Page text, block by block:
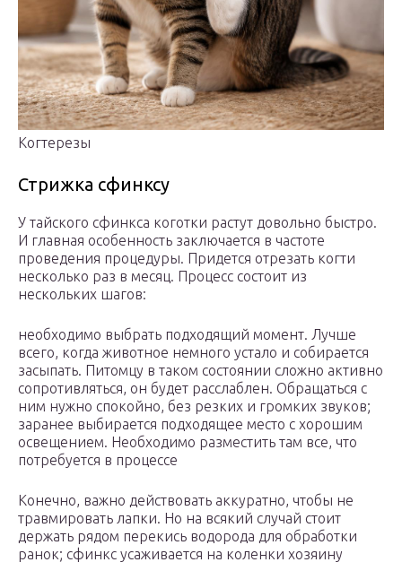
Когтерезы
Стрижка сфинксу
У тайского сфинкса коготки растут довольно быстро.
И главная особенность заключается в частоте
проведения процедуры. Придется отрезать когти
несколько раз в месяц. Процесс состоит из
нескольких шагов:
необходимо выбрать подходящий момент. Лучше
всего, когда животное немного устало и собирается
засыпать. Питомцу в таком состоянии сложно активно
сопротивляться, он будет расслаблен. Обращаться с
ним нужно спокойно, без резких и громких звуков;
заранее выбирается подходящее место с хорошим
освещением. Необходимо разместить там все, что
потребуется в процессе
Конечно, важно действовать аккуратно, чтобы не
травмировать лапки. Но на всякий случай стоит
держать рядом перекись водорода для обработки
ранок; сфинкс усаживается на коленки хозяину